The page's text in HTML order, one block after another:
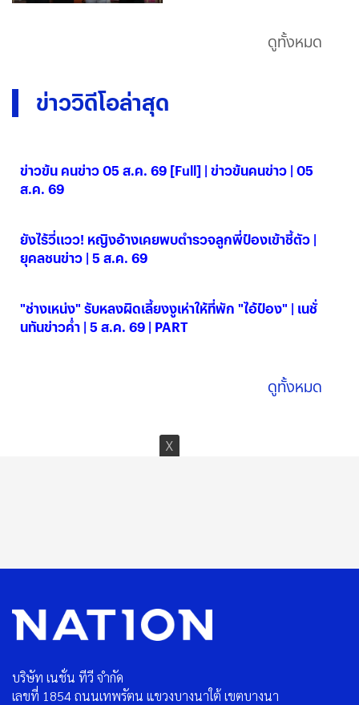
ดูทั้งหมด
ข่าววิดีโอล่าสุด
ข่าวข้น คนข่าว 05 ส.ค. 69 [Full] | ข่าวข้นคนข่าว | 05
ส.ค. 69
ยังไร้วี่แวว! หญิงอ้างเคยพบตำรวจลูกพี่ป๋องเข้าชี้ตัว |
ยุคลชนข่าว | 5 ส.ค. 69
"ช่างเหน่ง" รับหลงผิดเลี้ยงงูเห่าให้ที่พัก "ไอ้ป๋อง" | เนชั่
นทันข่าวค่ำ | 5 ส.ค. 69 | PART
ดูทั้งหมด
บริษัท เนชั่น ทีวี จำกัด
เลขที่ 1854 ถนนเทพรัตน แขวงบางนาใต้ เขตบางนา